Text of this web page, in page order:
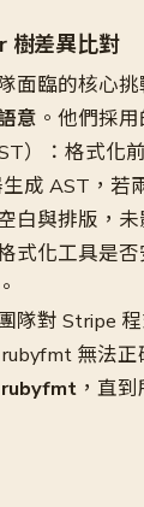
樹差異比對
面臨的核心挑
意 。他們採
）：格式化
成 AST，若
白與排版，
式化工具是
隊對 Stripe
無法
rubyfmt ，直